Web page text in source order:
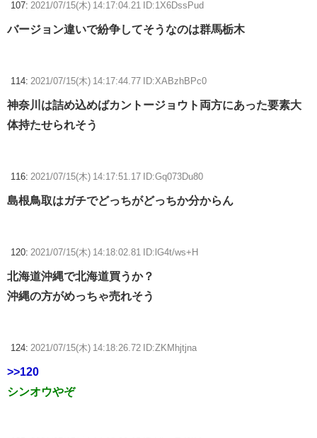
107: 2021/07/15(木) 14:17:04.21 ID:1X6DssPud
バージョン違いで紛争してそうなのは群馬栃木
114: 2021/07/15(木) 14:17:44.77 ID:XABzhBPc0
神奈川は詰め込めばカントージョウト両方にあった要素大
体持たせられそう
116: 2021/07/15(木) 14:17:51.17 ID:Gq073Du80
島根鳥取はガチでどっちがどっちか分からん
120: 2021/07/15(木) 14:18:02.81 ID:lG4t/ws+H
北海道沖縄で北海道買うか？
沖縄の方がめっちゃ売れそう
124: 2021/07/15(木) 14:18:26.72 ID:ZKMhjtjna
>>120
シンオウやぞ